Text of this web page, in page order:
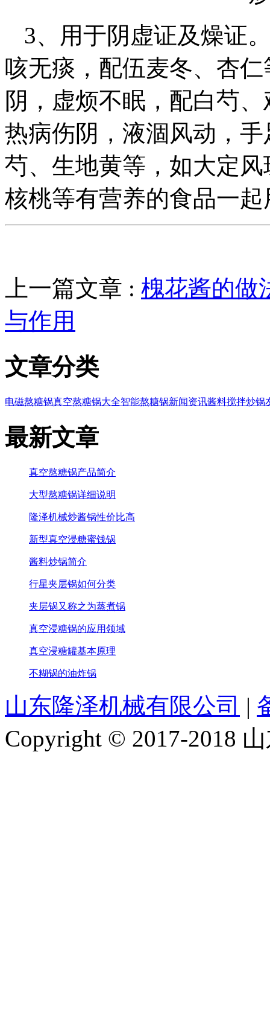
3、用于阴虚证及燥证
咳无痰，配伍麦冬、杏
阴，虚烦不眠，配白芍
热病伤阴，液涸风动，
芍、生地黄等，如大定
核桃等有营养的食品一起
上一篇文章 : 槐花酱的做
与作用
文章分类
电磁熬糖锅真空熬糖锅大全智能熬糖锅新闻资讯酱料搅拌炒锅
最新文章
真空熬糖锅产品简介
大型熬糖锅详细说明
隆泽机械炒酱锅性价比高
新型真空浸糖蜜饯锅
酱料炒锅简介
行星夹层锅如何分类
夹层锅又称之为蒸煮锅
真空浸糖锅的应用领域
真空浸糖罐基本原理
不糊锅的油炸锅
山东隆泽机械有限公司 |
Copyright © 2017-2018